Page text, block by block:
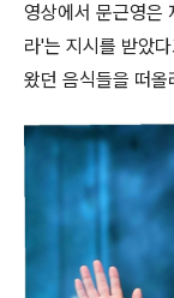
영상에서 문근영은
라'는 지시를 받았
왔던 음식들을 떠